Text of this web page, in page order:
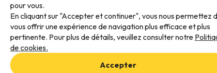
pour vous.
En cliquant sur "Accepter et continuer", vous nous permettez
vous offrir une expérience de navigation plus efficace et plus
pertinente. Pour plus de détails, veuillez consulter notre
de cookies.
Accepter